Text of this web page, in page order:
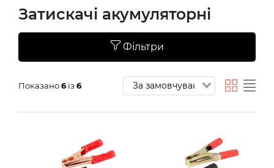
Затискачі акумуляторні
Фільтри
Показано6 із 6